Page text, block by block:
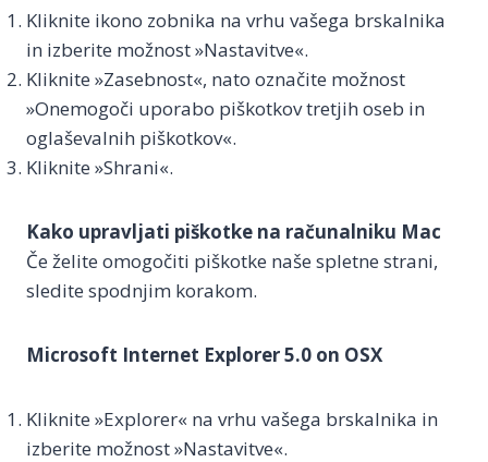
Kliknite ikono zobnika na vrhu vašega brskalnika
in izberite možnost »Nastavitve«.
Kliknite »Zasebnost«, nato označite možnost
»Onemogoči uporabo piškotkov tretjih oseb in
oglaševalnih piškotkov«.
Kliknite »Shrani«.
Kako upravljati piškotke na računalniku Mac
Če želite omogočiti piškotke naše spletne strani,
sledite spodnjim korakom.
Microsoft Internet Explorer 5.0 on OSX
Kliknite »Explorer« na vrhu vašega brskalnika in
izberite možnost »Nastavitve«.